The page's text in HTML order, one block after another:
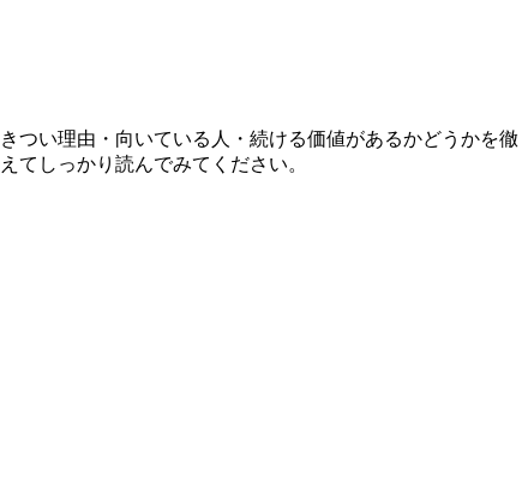
つい理由・向いている人・続ける価値があるかどうかを徹
てしっかり読んでみてください。